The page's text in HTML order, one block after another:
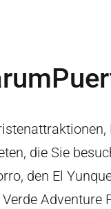
die Sie
den El
Adventure